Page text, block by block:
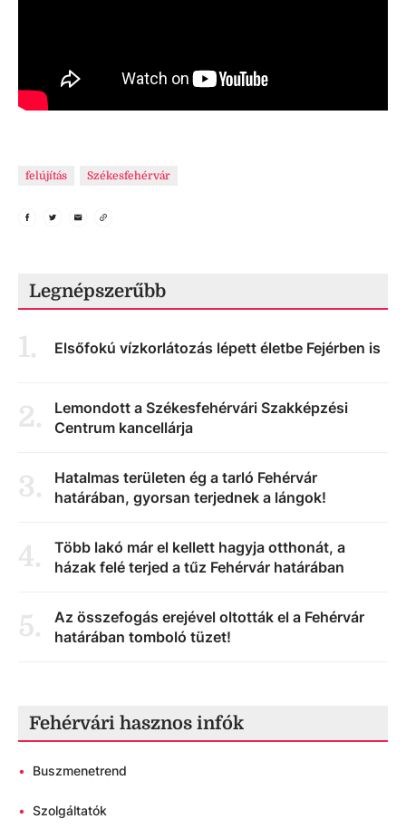
felújítás Székesfehérvár
Legnépszerűbb
1. Elsőfokú vízkorlátozás lépett életbe Fejérben is
2.
Lemondott a Székesfehérvári Szakképzési
Centrum kancellárja
3.
Hatalmas területen ég a tarló Fehérvár
határában, gyorsan terjednek a lángok!
4.
Több lakó már el kellett hagyja otthonát, a
házak felé terjed a tűz Fehérvár határában
5.
Az összefogás erejével oltották el a Fehérvár
határában tomboló tüzet!
Fehérvári hasznos infók
• Buszmenetrend
• Szolgáltatók